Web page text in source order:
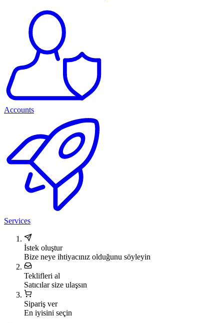
Accounts
Services
İstek oluştur
Bize neye ihtiyacınız olduğunu söyleyin
Teklifleri al
Satıcılar size ulaşsın
Sipariş ver
En iyisini seçin